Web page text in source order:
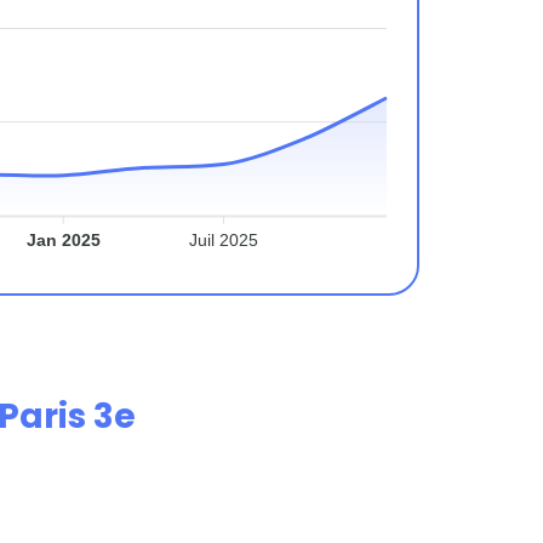
Jan 2025 Juil 2025
3e